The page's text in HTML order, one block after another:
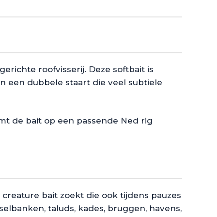
roofvisserij. Deze softbait is
een dubbele staart die veel subtiele
de bait op een passende Ned rig
bait zoekt die ook tijdens pauzes
taluds, kades, bruggen, havens,